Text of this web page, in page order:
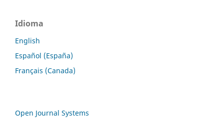
Idioma
English
Español (España)
Français (Canada)
Open Journal Systems